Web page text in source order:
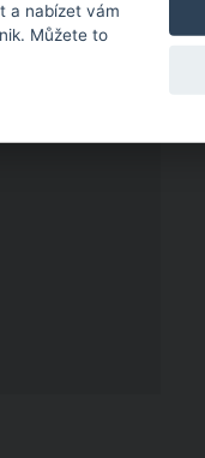
a nabízet vám
Můžete to